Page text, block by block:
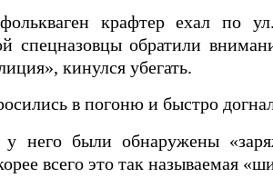
крафтер ехал по
спецназовцы обратили
кинулся убегать.
в погоню и быстро
у него были обнаружены
всего это так называемая